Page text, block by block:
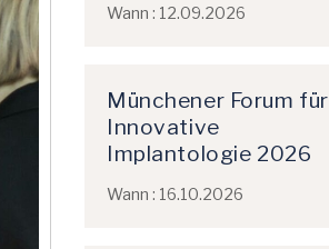
Wann : 12.09.2026
Münchener Forum für
Innovative
Implantologie 2026
Wann : 16.10.2026